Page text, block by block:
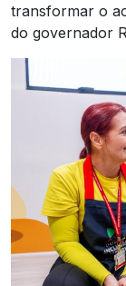
transformar o
do governador